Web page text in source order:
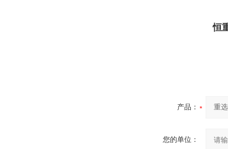
恒
产品：
您的单位：